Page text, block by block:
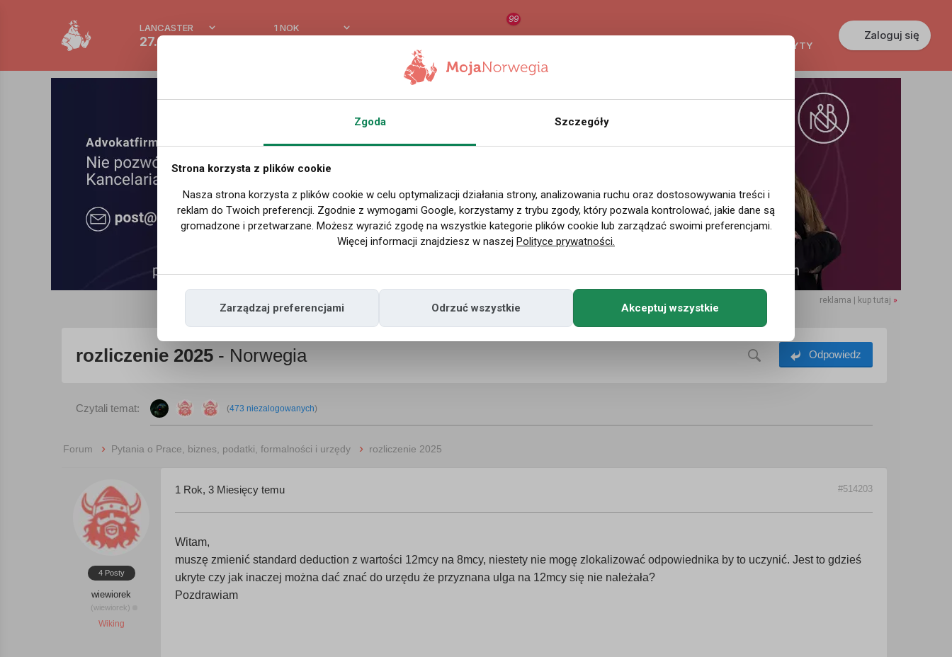
LANCASTER
27.9 °C
1 NOK
99
KREDYTY
Zaloguj się
reklama | kup tutaj »
Odpowiedz
rozliczenie 2025 - Norwegia
Czytali temat: (473 niezalogowanych)
Forum › Pytania o Prace, biznes, podatki, formalności i urzędy › rozliczenie 2025
4 Posty
wiewiorek
(wiewiorek)
Wiking
1 Rok, 3 Miesięcy temu #514203
Witam,
muszę zmienić standard deduction z wartości 12mcy na 8mcy, niestety nie mogę zlokalizować odpowiednika by to uczynić. Jest to gdzieś
ukryte czy jak inaczej można dać znać do urzędu że przyznana ulga na 12mcy się nie należała?
Pozdrawiam
Zgoda Szczegóły
Strona korzysta z plików cookie
Nasza strona korzysta z plików cookie w celu optymalizacji działania strony, analizowania ruchu oraz dostosowywania treści i
reklam do Twoich preferencji. Zgodnie z wymogami Google, korzystamy z trybu zgody, który pozwala kontrolować, jakie dane są
gromadzone i przetwarzane. Możesz wyrazić zgodę na wszystkie kategorie plików cookie lub zarządzać swoimi preferencjami.
Więcej informacji znajdziesz w naszej Polityce prywatności.
Zarządzaj preferencjami Odrzuć wszystkie Akceptuj wszystkie